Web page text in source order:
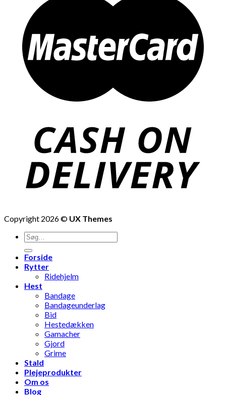
Copyright 2026 © UX Themes
Søg
efter:
Forside
Rytter
Ridehjelm
Hest
Bandage
Bandageunderlag
Bid
Hestedækken
Gamacher
Gjord
Grime
Stald
Plejeprodukter
Om os
Blog